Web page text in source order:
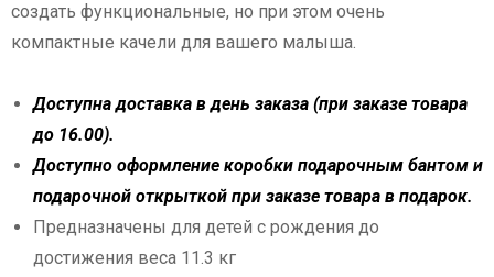
создать функциональные, но при этом очень
компактные качели для вашего малыша.
Доступна доставка в день заказа (при заказе товара
до 16.00).
Доступно оформление коробки подарочным бантом и
подарочной открыткой при заказе товара в подарок.
Предназначены для детей с рождения до
достижения веса 11.3 кг